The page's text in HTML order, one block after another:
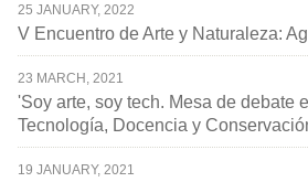
25 JANUARY, 2022
V Encuentro de Arte y Naturaleza:
23 MARCH, 2021
'Soy arte, soy tech. Mesa de debate
Tecnología, Docencia y
19 JANUARY, 2021